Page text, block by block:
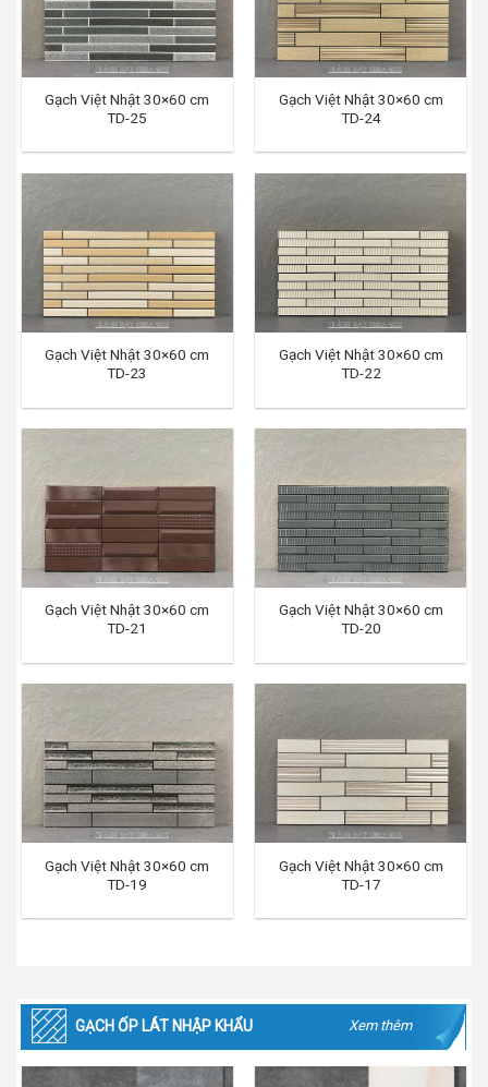
Gạch Việt Nhật 30×60 cm
TD-25
Gạch Việt Nhật 30×60 cm
TD-24
Gạch Việt Nhật 30×60 cm
TD-23
Gạch Việt Nhật 30×60 cm
TD-22
Gạch Việt Nhật 30×60 cm
TD-21
Gạch Việt Nhật 30×60 cm
TD-20
Gạch Việt Nhật 30×60 cm
TD-19
Gạch Việt Nhật 30×60 cm
TD-17
GẠCH ỐP LÁT NHẬP KHẨU Xem thêm